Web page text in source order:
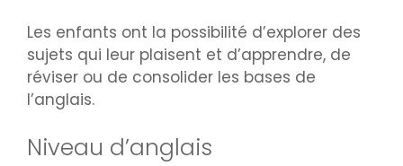
Les enfants ont la possibilité d’explorer des
sujets qui leur plaisent et d’apprendre, de
réviser ou de consolider les bases de
l’anglais.
Niveau d’anglais